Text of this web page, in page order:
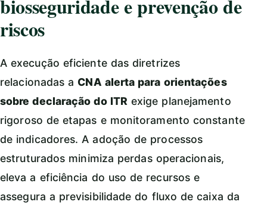
biosseguridade e prevenção de
riscos
A execução eficiente das diretrizes
relacionadas aCNA alerta para orientações
sobre declaração do ITR exige planejamento
rigoroso de etapas e monitoramento constante
de indicadores. A adoção de processos
estruturados minimiza perdas operacionais,
eleva a eficiência do uso de recursos e
assegura a previsibilidade do fluxo de caixa da